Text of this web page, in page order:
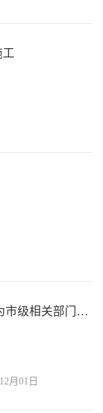
公司为市级相关部门送上锦旗表达谢意
月01日